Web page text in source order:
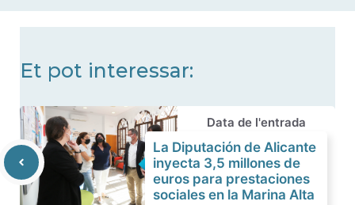
Et pot interessar:
Data de l'entrada
La Diputación de Alicante
inyecta 3,5 millones de
euros para prestaciones
sociales en la Marina Alta